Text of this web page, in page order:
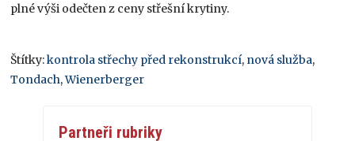
plné výši odečten z ceny střešní krytiny.
Štítky:kontrola střechy před rekonstrukcí, nová služba,
Tondach,Wienerberger
Partneři rubriky